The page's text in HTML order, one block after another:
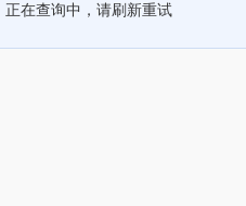
正在查询中，请刷新重试